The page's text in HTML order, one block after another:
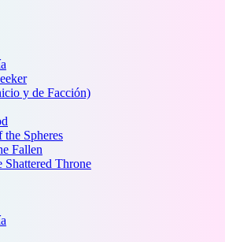
y de Facción)
Spheres
Fallen
Shattered Throne